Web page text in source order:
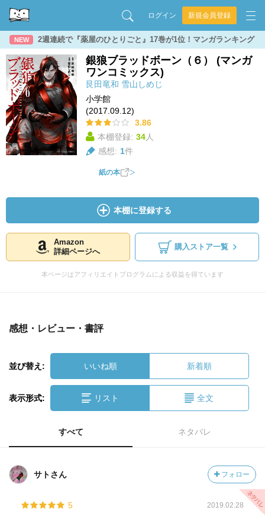
ログイン 新規会員登録
NEW 2週連続で『薬屋のひとりごと』17巻が1位！マンガランキング
銀狼ブラッドボーン（６） (マンガ
ワンコミックス)
艮田竜和 雪山しめじ
小学館
(2017.09.12)
3.86
本棚登録: 34人
感想: 1件
紙の本
本棚に登録する
Amazon
詳細ページへ
購入ストア一覧
本ページはアフィリエイトプログラムによる収益を得ています
感想・レビュー・書評
並び替え: いいね順 新着順
表示形式: リスト 全文
すべて ネタバレ
サトさん フォロー
5 2019.02.28